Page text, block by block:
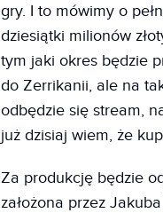
gry. I to mówimy o
dziesiątki milionów
tym jaki okres będzie
do Zerrikanii, ale na
odbędzie się stream,
już dzisiaj wiem, że
Za produkcję będzie
założona przez